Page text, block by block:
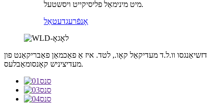
מיט מינימאַל פליסיקייט ויסשטעל.
אָנפֿרעגדעטאַל
דזשיאַנגסו וו.ל.ד מעדיקאַל קאָו., לטד. איז אַ פאַכמאַן פאַבריקאַנט פון
מעדיציניש קאָנסומאַבלעס.